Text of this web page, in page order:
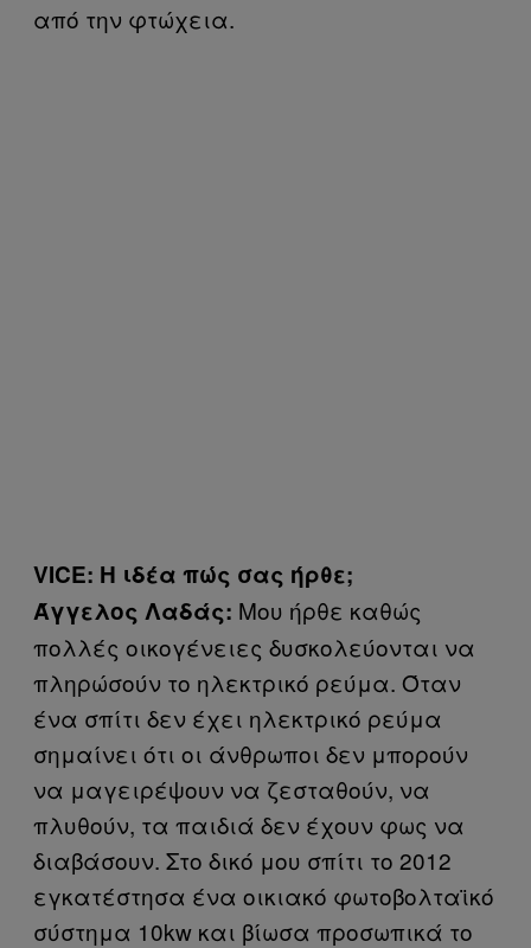
από την φτώχεια.
VICE: Η ιδέα πώς σας ήρθε;
Άγγελος Λαδάς: Μου ήρθε καθώς
πολλές οικογένειες δυσκολεύονται να
πληρώσούν το ηλεκτρικό ρεύμα. Όταν
ένα σπίτι δεν έχει ηλεκτρικό ρεύμα
σημαίνει ότι οι άνθρωποι δεν μπορούν
να μαγειρέψουν να ζεσταθούν, να
πλυθούν, τα παιδιά δεν έχουν φως να
διαβάσουν. Στο δικό μου σπίτι το 2012
εγκατέστησα ένα οικιακό φωτοβολταϊκό
σύστημα 10kw και βίωσα προσωπικά το